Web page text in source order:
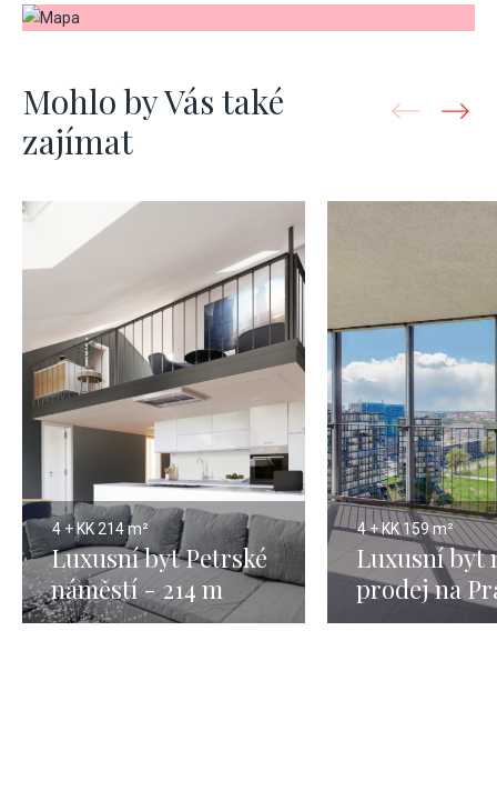
Mohlo by Vás také
zajímat
4 + KK214 m²
Luxusní byt Petrské
náměstí - 214 m
4 + KK159 m²
Luxusní byt
prodej na
159m